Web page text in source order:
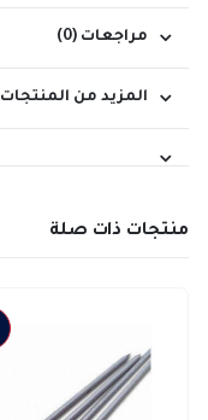
مراجعات (0)
المزيد من المنتجات
منتجات ذات صلة